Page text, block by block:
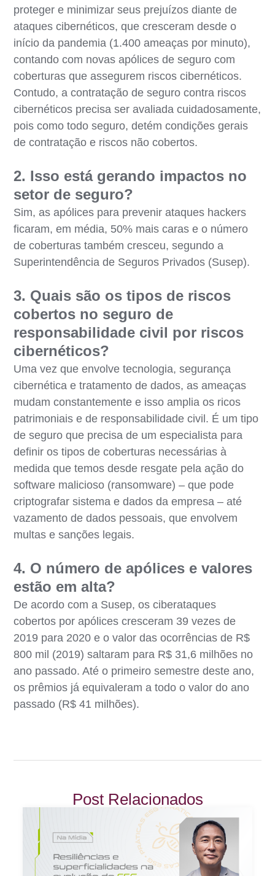
proteger e minimizar seus prejuízos diante de
ataques cibernéticos, que cresceram desde o
início da pandemia (1.400 ameaças por minuto),
contando com novas apólices de seguro com
coberturas que assegurem riscos cibernéticos.
Contudo, a contratação de seguro contra riscos
cibernéticos precisa ser avaliada cuidadosamente,
pois como todo seguro, detém condições gerais
de contratação e riscos não cobertos.
2. Isso está gerando impactos no
setor de seguro?
Sim, as apólices para prevenir ataques hackers
ficaram, em média, 50% mais caras e o número
de coberturas também cresceu, segundo a
Superintendência de Seguros Privados (Susep).
3. Quais são os tipos de riscos
cobertos no seguro de
responsabilidade civil por riscos
cibernéticos?
Uma vez que envolve tecnologia, segurança
cibernética e tratamento de dados, as ameaças
mudam constantemente e isso amplia os ricos
patrimoniais e de responsabilidade civil. É um tipo
de seguro que precisa de um especialista para
definir os tipos de coberturas necessárias à
medida que temos desde resgate pela ação do
software malicioso (ransomware) – que pode
criptografar sistema e dados da empresa – até
vazamento de dados pessoais, que envolvem
multas e sanções legais.
4. O número de apólices e valores
estão em alta?
De acordo com a Susep, os ciberataques
cobertos por apólices cresceram 39 vezes de
2019 para 2020 e o valor das ocorrências de R$
800 mil (2019) saltaram para R$ 31,6 milhões no
ano passado. Até o primeiro semestre deste ano,
os prêmios já equivaleram a todo o valor do ano
passado (R$ 41 milhões).
Post Relacionados